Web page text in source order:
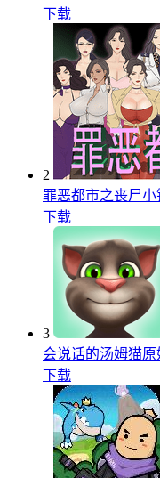
下载
2
罪恶都市之丧尸小
下载
3
会说话的汤姆猫原
下载